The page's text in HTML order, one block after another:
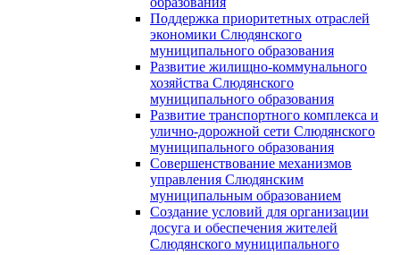
Поддержка приоритетных отраслей
экономики Слюдянского
муниципального образования
Развитие жилищно-коммунального
хозяйства Слюдянского
муниципального образования
Развитие транспортного комплекса и
улично-дорожной сети Слюдянского
муниципального образования
Совершенствование механизмов
управления Слюдянским
муниципальным образованием
Создание условий для организации
досуга и обеспечения жителей
Слюдянского муниципального